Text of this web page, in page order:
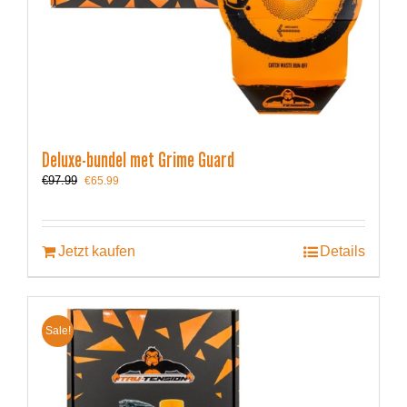
Deluxe-bundel met Grime Guard
€97.99 Ursprünglicher
€97.99
€65.99
€65.99.
Jetzt kaufen Details
Sale!